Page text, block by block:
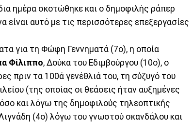
ημέρα σκοτώθηκε και ο δημοφιλής ράπερ
είναι αυτό με τις περισσότερες επεξεργασίες
για τη Φώφη Γεννηματά (7ο), η οποία
Φίλιππο, Δούκα του Εδιμβούργου (10ο), ο
πριν τα 100ά γενέθλιά του, τη σύζυγό του
(της οποίας οι θεάσεις ήταν αυξημένες
και λόγω της δημοφιλούς τηλεοπτικής
(4ο) λόγω του γνωστού σκανδάλου και